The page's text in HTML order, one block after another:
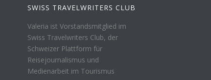
SWISS TRAVELWRITERS CLUB
Valeria ist Vorstandsmitglied im
Swiss Travelwriters Club, der
Schweizer Plattform für
Reisejournalismus und
Medienarbeit im Tourismus